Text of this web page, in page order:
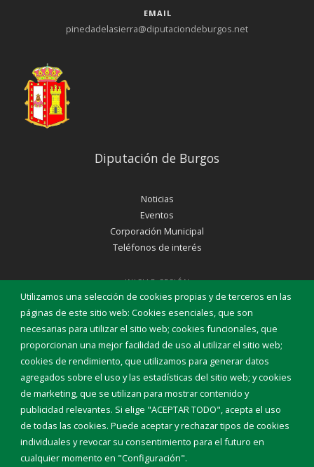
Utilizamos una selección de cookies propias y de terceros en las
páginas de este sitio web: Cookies esenciales, que son
necesarias para utilizar el sitio web; cookies funcionales, que
proporcionan una mejor facilidad de uso al utilizar el sitio web;
cookies de rendimiento, que utilizamos para generar datos
agregados sobre el uso y las estadísticas del sitio web; y cookies
de marketing, que se utilizan para mostrar contenido y
publicidad relevantes. Si elige "ACEPTAR TODO", acepta el uso
de todas las cookies. Puede aceptar y rechazar tipos de cookies
individuales y revocar su consentimiento para el futuro en
cualquier momento en "Configuración".
EMAIL
pinedadelasierra@diputaciondeburgos.net
Diputación de Burgos
Noticias
Eventos
Corporación Municipal
Teléfonos de interés
INICIAR SESIÓN
MAPA WEB